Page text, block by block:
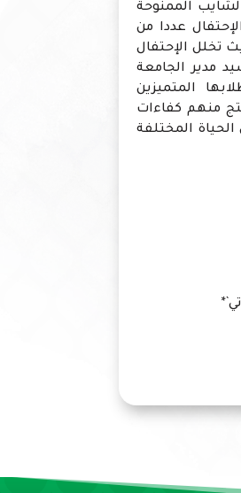
الممنوحة
تم تكريم 48 طالب وحضر الإحتفال عددا من
تخلل الإحتفال
مدير الجامعة
المتميزين
منهم كفاءات
المختلفة